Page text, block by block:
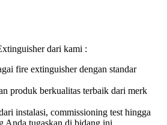
dari kami :
fire extinguisher dengan standar
produk berkualitas terbaik dari merk
instalasi, commissioning test hingga